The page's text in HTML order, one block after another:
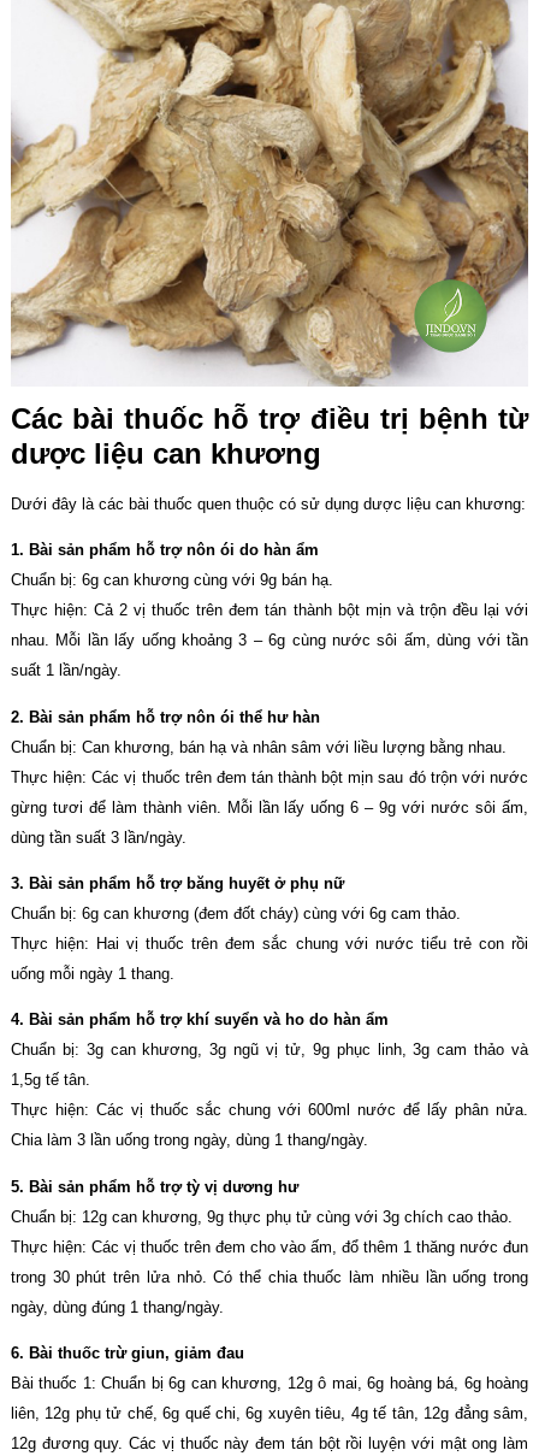
Các bài thuốc hỗ trợ điều trị bệnh từ
dược liệu can khương
Dưới đây là các bài thuốc quen thuộc có sử dụng dược liệu can khương:
1. Bài sản phẩm hỗ trợ nôn ói do hàn ẩm
Chuẩn bị: 6g can khương cùng với 9g bán hạ.
Thực hiện: Cả 2 vị thuốc trên đem tán thành bột mịn và trộn đều lại với
nhau. Mỗi lần lấy uống khoảng 3 – 6g cùng nước sôi ấm, dùng với tần
suất 1 lần/ngày.
2. Bài sản phẩm hỗ trợ nôn ói thể hư hàn
Chuẩn bị: Can khương, bán hạ và nhân sâm với liều lượng bằng nhau.
Thực hiện: Các vị thuốc trên đem tán thành bột mịn sau đó trộn với nước
gừng tươi để làm thành viên. Mỗi lần lấy uống 6 – 9g với nước sôi ấm,
dùng tần suất 3 lần/ngày.
3. Bài sản phẩm hỗ trợ băng huyết ở phụ nữ
Chuẩn bị: 6g can khương (đem đốt cháy) cùng với 6g cam thảo.
Thực hiện: Hai vị thuốc trên đem sắc chung với nước tiểu trẻ con rồi
uống mỗi ngày 1 thang.
4. Bài sản phẩm hỗ trợ khí suyển và ho do hàn ẩm
Chuẩn bị: 3g can khương, 3g ngũ vị tử, 9g phục linh, 3g cam thảo và
1,5g tế tân.
Thực hiện: Các vị thuốc sắc chung với 600ml nước để lấy phân nửa.
Chia làm 3 lần uống trong ngày, dùng 1 thang/ngày.
5. Bài sản phẩm hỗ trợ tỳ vị dương hư
Chuẩn bị: 12g can khương, 9g thực phụ tử cùng với 3g chích cao thảo.
Thực hiện: Các vị thuốc trên đem cho vào ấm, đổ thêm 1 thăng nước đun
trong 30 phút trên lửa nhỏ. Có thể chia thuốc làm nhiều lần uống trong
ngày, dùng đúng 1 thang/ngày.
6. Bài thuốc trừ giun, giảm đau
Bài thuốc 1: Chuẩn bị 6g can khương, 12g ô mai, 6g hoàng bá, 6g hoàng
liên, 12g phụ tử chế, 6g quế chi, 6g xuyên tiêu, 4g tế tân, 12g đẳng sâm,
12g đương quy. Các vị thuốc này đem tán bột rồi luyện với mật ong làm